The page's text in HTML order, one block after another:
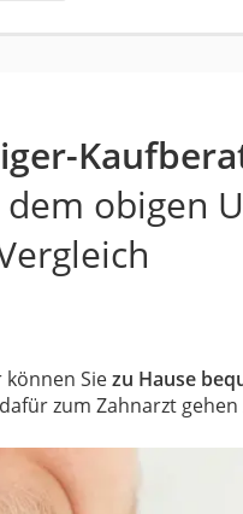
obigen
können Siezu Hause
zum Zahnarzt gehen